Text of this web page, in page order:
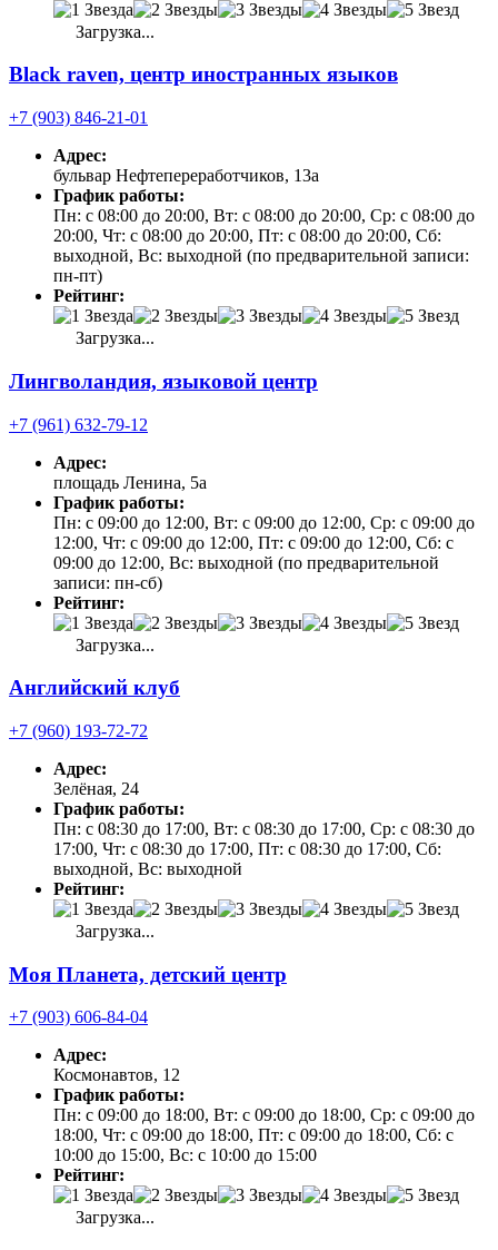
Загрузка...
Black raven, центр иностранных языков
+7 (903) 846-21-01
Адрес:
бульвар Нефтепереработчиков, 13а
График работы:
Пн: с 08:00 до 20:00, Вт: с 08:00 до 20:00, Ср: с 08:00 до
20:00, Чт: с 08:00 до 20:00, Пт: с 08:00 до 20:00, Сб:
выходной, Вс: выходной (по предварительной записи:
пн-пт)
Рейтинг:
Загрузка...
Лингволандия, языковой центр
+7 (961) 632-79-12
Адрес:
площадь Ленина, 5а
График работы:
Пн: с 09:00 до 12:00, Вт: с 09:00 до 12:00, Ср: с 09:00 до
12:00, Чт: с 09:00 до 12:00, Пт: с 09:00 до 12:00, Сб: с
09:00 до 12:00, Вс: выходной (по предварительной
записи: пн-сб)
Рейтинг:
Загрузка...
Английский клуб
+7 (960) 193-72-72
Адрес:
Зелёная, 24
График работы:
Пн: с 08:30 до 17:00, Вт: с 08:30 до 17:00, Ср: с 08:30 до
17:00, Чт: с 08:30 до 17:00, Пт: с 08:30 до 17:00, Сб:
выходной, Вс: выходной
Рейтинг:
Загрузка...
Моя Планета, детский центр
+7 (903) 606-84-04
Адрес:
Космонавтов, 12
График работы:
Пн: с 09:00 до 18:00, Вт: с 09:00 до 18:00, Ср: с 09:00 до
18:00, Чт: с 09:00 до 18:00, Пт: с 09:00 до 18:00, Сб: с
10:00 до 15:00, Вс: с 10:00 до 15:00
Рейтинг:
Загрузка...